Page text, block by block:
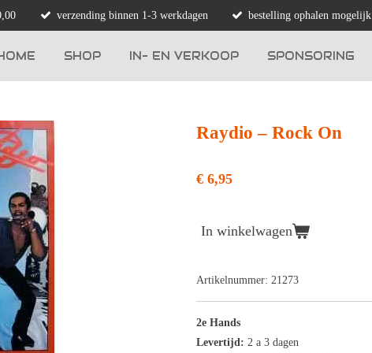
verzending binnen 1-3 werkdagen bestelling ophalen mogelijk
SHOP IN- EN VERKOOP SPONSORING
Raydio ‎– Rock On
€ 6,95
In winkelwagen
Artikelnummer: 21273
2e Hands
Levertijd: 2 a 3 dagen